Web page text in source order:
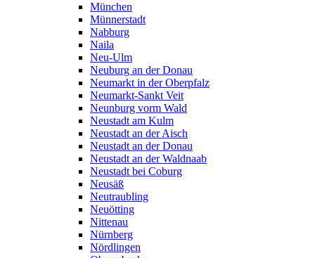
München
Münnerstadt
Nabburg
Naila
Neu-Ulm
Neuburg an der Donau
Neumarkt in der Oberpfalz
Neumarkt-Sankt Veit
Neunburg vorm Wald
Neustadt am Kulm
Neustadt an der Aisch
Neustadt an der Donau
Neustadt an der Waldnaab
Neustadt bei Coburg
Neusäß
Neutraubling
Neuötting
Nittenau
Nürnberg
Nördlingen